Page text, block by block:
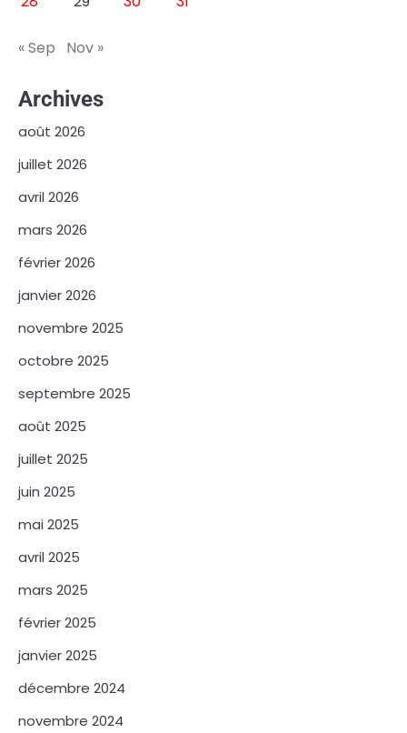
« Sep Nov »
Archives
août 2026
juillet 2026
avril 2026
mars 2026
février 2026
janvier 2026
novembre 2025
octobre 2025
septembre 2025
août 2025
juillet 2025
juin 2025
mai 2025
avril 2025
mars 2025
février 2025
janvier 2025
décembre 2024
novembre 2024